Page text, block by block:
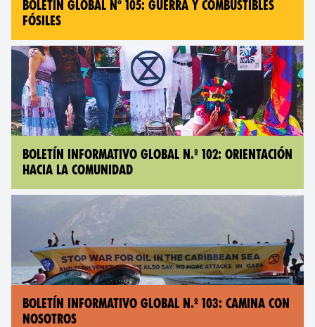
BOLETÍN GLOBAL N° 105: GUERRA Y COMBUSTIBLES
FÓSILES
BOLETÍN INFORMATIVO GLOBAL N.º 102: ORIENTACIÓN
HACIA LA COMUNIDAD
BOLETÍN INFORMATIVO GLOBAL N.º 103: CAMINA CON
NOSOTROS